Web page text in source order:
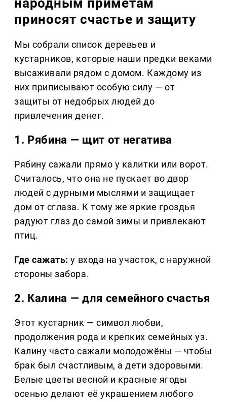
народным приметам
приносят счастье и защиту
Мы собрали список деревьев и
кустарников, которые наши предки веками
высаживали рядом с домом. Каждому из
них приписывают особую силу — от
защиты от недобрых людей до
привлечения денег.
1. Рябина — щит от негатива
Рябину сажали прямо у калитки или ворот.
Считалось, что она не пускает во двор
людей с дурными мыслями и защищает
дом от сглаза. К тому же яркие гроздья
радуют глаз до самой зимы и привлекают
птиц.
Где сажать: у входа на участок, с наружной
стороны забора.
2. Калина — для семейного счастья
Этот кустарник — символ любви,
продолжения рода и крепких семейных уз.
Калину часто сажали молодожёны — чтобы
брак был счастливым, а дети здоровыми.
Белые цветы весной и красные ягоды
осенью делают её украшением любого